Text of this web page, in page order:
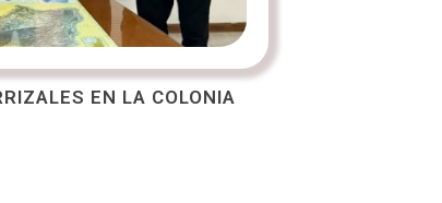
EN LA COLONIA